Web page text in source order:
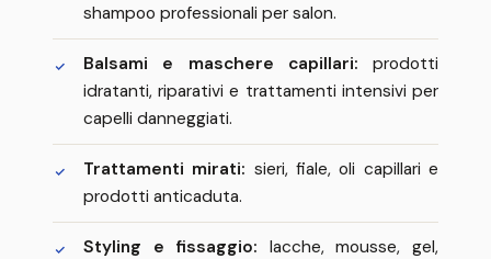
shampoo professionali per salon.
Balsami e maschere capillari: prodotti
idratanti, riparativi e trattamenti intensivi per
capelli danneggiati.
Trattamenti mirati: sieri, fiale, oli capillari e
prodotti anticaduta.
Styling e fissaggio: lacche, mousse, gel,